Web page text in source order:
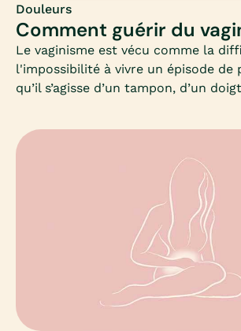
Douleurs
Comment guérir du
Le vaginisme est vécu comme la
l'impossibilité à vivre un épisode de
qu’il s’agisse d’un tampon, d’un
bien que ce problème soit fréquent,
restent souvent dans le silence face
trouble.L’enjeu réel est de pouvoir
sensibiliser les femmes autour de ce
sortir du silence, afin de leur
thérapies adaptées.En gardant
que le vaginisme se soigne bien.